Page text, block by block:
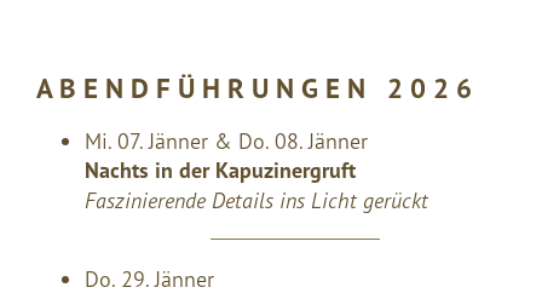
A B E N D F Ü H R U N G E N 2 0 2 6
Mi. 07. Jänner & Do. 08. Jänner
Nachts in der Kapuzinergruft
Faszinierende Details ins Licht gerückt
Do. 29. Jänner